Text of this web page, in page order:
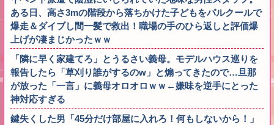
ある日、高さ3mの階段から落ちかけた子どもをパルクールで
爆走＆ダイブし間一髪で救出！職場の手のひら返しと評価爆
上げが凄まじかったｗｗ
「隣に早く家建てろ」とうるさい義母。モデルハウス巡りを
報告したら「草刈り誰がするのw」と煽ってきたので…旦那
が放った「一言」に義母オロオロｗｗ←嫌味を逆手にとった
神対応すぎる
鍵失くした男「45分だけ部屋に入れろ！何もしないから！」